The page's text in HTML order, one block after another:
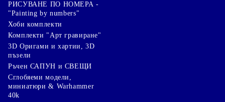
РИСУВАНЕ ПО НОМЕРА -
"Painting by numbers"
Хоби комплекти
Комплекти "Арт гравиране"
3D Оригами и хартии, 3D
пъзели
Ръчен САПУН и СВЕЩИ
Сглобяеми модели,
миниатюри & Warhammer
40k